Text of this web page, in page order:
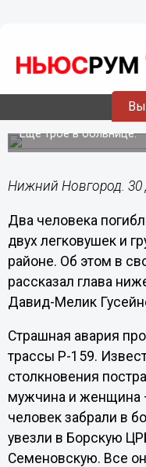
30.12.202214:00
Два человека
с грузовиком
Еще трое в больнице.
Нижний Новгород. 30
Два человека
двух легковушек и
районе. Об этом в
рассказал глава
Давид-Мелик
Страшная авария
трассы Р-159.
столкновения
мужчина и женщина
человек забрали в
увезли в Борскую
Семеновскую. Все